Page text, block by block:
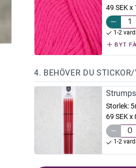
49 SEK x
1-2
BYT
4. BEHÖVER DU
Storlek:
69 SEK x
1-2